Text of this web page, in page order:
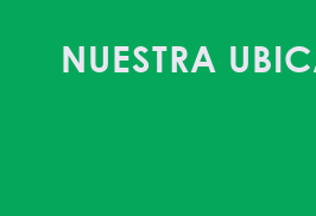
NUESTRA